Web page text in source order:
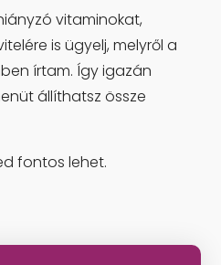
vitaminokat,
is ügyelj, melyről a
írtam. Így igazán
állíthatsz össze
fontos lehet.